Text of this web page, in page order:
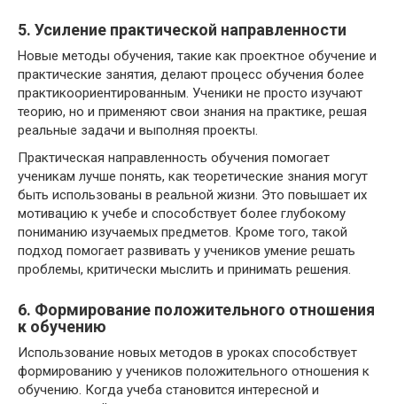
5. Усиление практической направленности
Новые методы обучения, такие как проектное обучение и
практические занятия, делают процесс обучения более
практикоориентированным. Ученики не просто изучают
теорию, но и применяют свои знания на практике, решая
реальные задачи и выполняя проекты.
Практическая направленность обучения помогает
ученикам лучше понять, как теоретические знания могут
быть использованы в реальной жизни. Это повышает их
мотивацию к учебе и способствует более глубокому
пониманию изучаемых предметов. Кроме того, такой
подход помогает развивать у учеников умение решать
проблемы, критически мыслить и принимать решения.
6. Формирование положительного отношения
к обучению
Использование новых методов в уроках способствует
формированию у учеников положительного отношения к
обучению. Когда учеба становится интересной и